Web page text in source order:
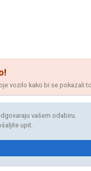
vozilo kako bi se pokazali
vašem odabiru.
upit.